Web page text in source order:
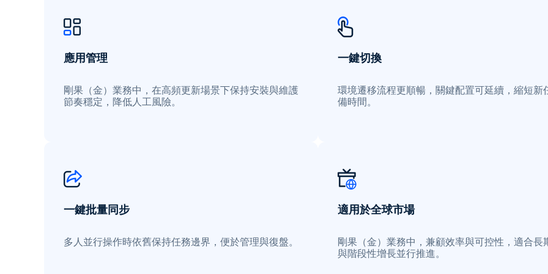
應用管理
剛果（金）業務中，在高頻更新場景下保持安裝與維護
節奏穩定，降低人工風險。
一鍵切換
環境遷移流程更順暢，關鍵配置可延續，縮短新
備時間。
一鍵批量同步
多人並行操作時依舊保持任務邊界，便於管理與復盤。
適用於全球市場
剛果（金）業務中，兼顧效率與可控性，適合長
與階段性增長並行推進。